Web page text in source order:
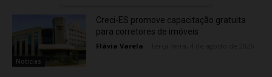
Noticias
Creci-ES promove capacitação gratuita
para corretores de imóveis
Flávia Varela